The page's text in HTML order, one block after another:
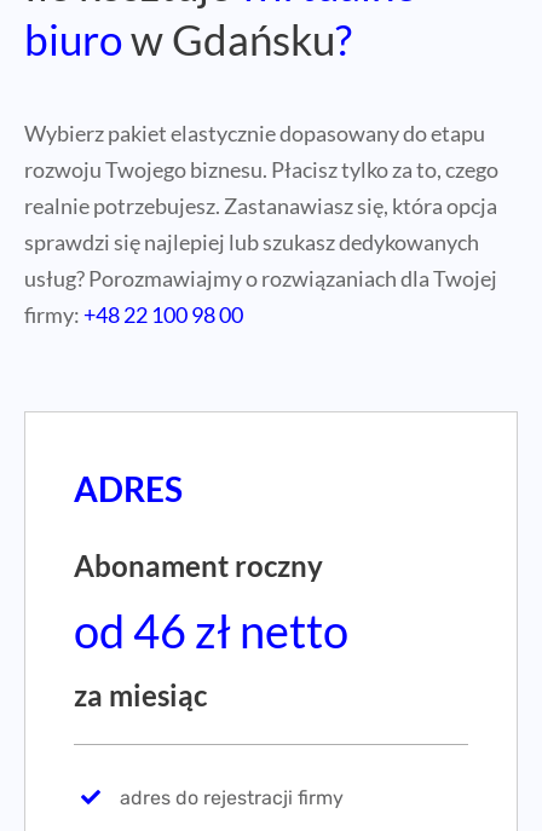
biurow Gdańsku?
Wybierz pakiet elastycznie dopasowany do etapu
rozwoju Twojego biznesu. Płacisz tylko za to, czego
realnie potrzebujesz. Zastanawiasz się, która opcja
sprawdzi się najlepiej lub szukasz dedykowanych
usług? Porozmawiajmy o rozwiązaniach dla Twojej
firmy:+48 22 100 98 00
ADRES
Abonament roczny
od 46 zł netto
za miesiąc
adres do rejestracji firmy